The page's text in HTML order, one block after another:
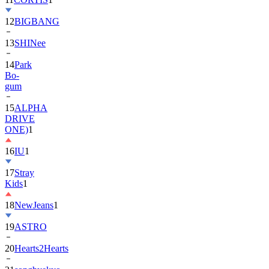
13SHINee
14Park
Bo-
gum
15ALPHA
DRIVE
ONE)1
16IU1
17Stray
Kids
18NewJeans
19ASTRO
20Hearts2Hearts
21songhyekyo